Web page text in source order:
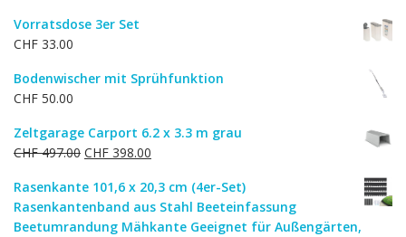
Vorratsdose 3er Set
CHF 33.00
Bodenwischer mit Sprühfunktion
CHF 50.00
Zeltgarage Carport 6.2 x 3.3 m grau
CHF497.00 Ursprünglicher
war:
CHF 497.00
CHF 398.00
ist:
CHF 398.00.
Rasenkante 101,6 x 20,3 cm (4er-Set)
Rasenkantenband aus Stahl Beeteinfassung
Beetumrandung Mähkante Geeignet für Außengärten,